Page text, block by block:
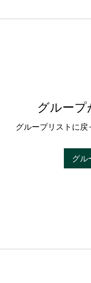
グルー
グループリストに
グル